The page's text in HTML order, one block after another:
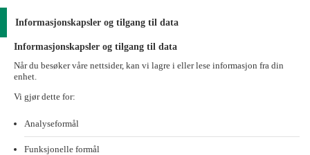
OBOS Eiendom AS
ISIN NO 001 3696302
Lånebeskrivelse
Låneavtale
Informasjonskapsler og tilgang til data
Informasjonskapsler og tilgang til data
Når du besøker våre nettsider, kan vi lagre i eller lese informasjon fra din
enhet.
Vi gjør dette for:
Analyseformål
Funksjonelle formål